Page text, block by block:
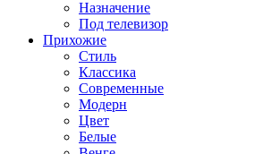
Назначение
Под телевизор
Прихожие
Стиль
Классика
Современные
Модерн
Цвет
Белые